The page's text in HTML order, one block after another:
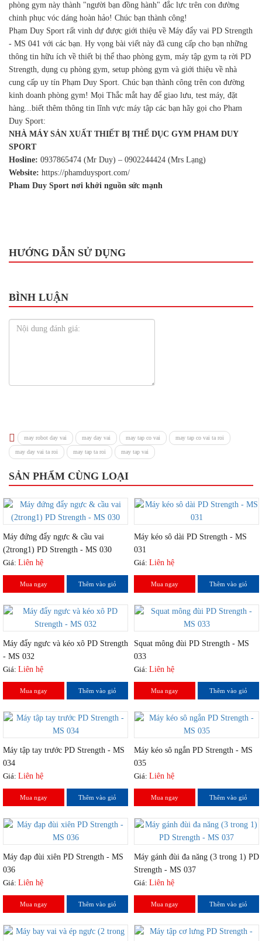
phòng gym này thành "người bạn đồng hành" đắc lực trên con đường
chinh phục vóc dáng hoàn hảo! Chúc bạn thành công!
Phạm Duy Sport rất vinh dự được giới thiệu về Máy đẩy vai PD Strength
- MS 041 với các bạn. Hy vọng bài viết này đã cung cấp cho bạn những
thông tin hữu ích về thiết bị thể thao phòng gym, máy tập gym tạ rời PD
Strength, dụng cụ phòng gym, setup phòng gym và giới thiệu về nhà
cung cấp uy tín Phạm Duy Sport. Chúc bạn thành công trên con đường
kinh doanh phòng gym! Mọi Thắc mắt hay để giao lưu, test máy, đặt
hàng...biết thêm thông tin lĩnh vực máy tập các bạn hãy gọi cho Pham
Duy Sport:
NHÀ MÁY SẢN XUẤT THIẾT BỊ THỂ DỤC GYM PHAM DUY
SPORT
Hosline: 0937865474 (Mr Duy) – 0902244424 (Mrs Lạng)
Website: https://phamduysport.com/
Pham Duy Sport nơi khởi nguồn sức mạnh
HƯỚNG DẪN SỬ DỤNG
BÌNH LUẬN
may robot day vai may day vai may tap co vai may tap co vai ta roi
may day vai ta roi may tap ta roi may tap vai
SẢN PHẨM CÙNG LOẠI
Máy đứng đẩy ngực & cầu vai
(2trong1) PD Strength - MS 030
Giá: Liên hệ
Mua ngay Thêm vào giỏ
Máy kéo sô dài PD Strength - MS
031
Giá: Liên hệ
Mua ngay Thêm vào giỏ
Máy đẩy ngưc và kéo xô PD Strength
- MS 032
Giá: Liên hệ
Mua ngay Thêm vào giỏ
Squat mông đùi PD Strength - MS
033
Giá: Liên hệ
Mua ngay Thêm vào giỏ
Máy tập tay trước PD Strength - MS
034
Giá: Liên hệ
Mua ngay Thêm vào giỏ
Máy kéo sô ngắn PD Strength - MS
035
Giá: Liên hệ
Mua ngay Thêm vào giỏ
Máy đạp đùi xiên PD Strength - MS
036
Giá: Liên hệ
Mua ngay Thêm vào giỏ
Máy gánh đùi đa năng (3 trong 1) PD
Strength - MS 037
Giá: Liên hệ
Mua ngay Thêm vào giỏ